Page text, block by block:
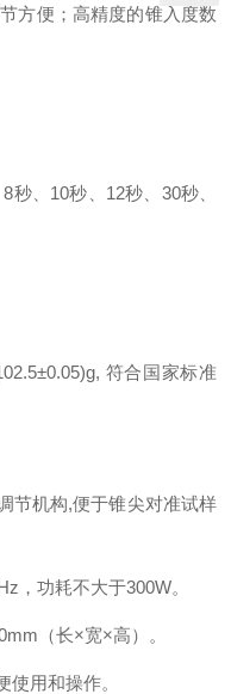
方便；高精度的锥入度数
、10秒、12秒、30秒、
符合国家标准
节机构,便于锥尖对准试样
，功耗不大于300W。
（长×宽×高）。
用和操作。